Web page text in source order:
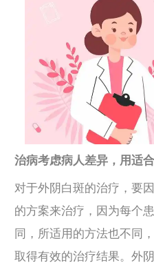
治病考虑病人差异，用适
对于外阴白斑的治疗，要
的方案来治疗，因为每个
同，所适用的方法也不同
取得有效的治疗结果。外